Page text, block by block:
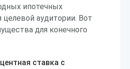
ипотечных
аудитории. Вот
для конечного
ставка с